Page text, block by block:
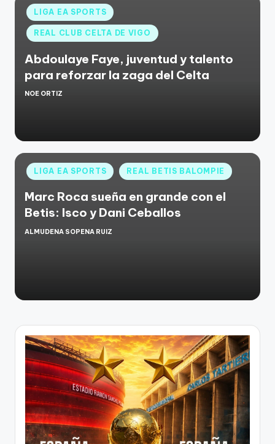
LIGA EA SPORTS
REAL CLUB CELTA DE VIGO
Abdoulaye Faye, juventud y talento
para reforzar la zaga del Celta
NOE ORTIZ
LIGA EA SPORTS REAL BETIS BALOMPIE
Marc Roca sueña en grande con el
Betis: Isco y Dani Ceballos
ALMUDENA SOPENA RUIZ